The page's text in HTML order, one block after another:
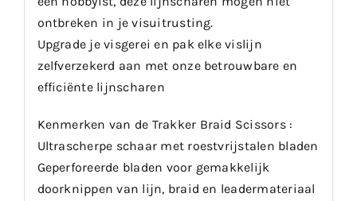
ontbreken in je visuitrusting.
Upgrade je visgerei en pak elke vislijn
zelfverzekerd aan met onze betrouwbare en
efficiënte lijnscharen
Kenmerken van de Trakker Braid Scissors :
Ultrascherpe schaar met roestvrijstalen bladen
Geperforeerde bladen voor gemakkelijk
doorknippen van lijn, braid en leadermateriaal